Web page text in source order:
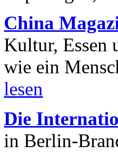
China
Kultur, Essen
wie ein
lesen
Die
in Berlin-